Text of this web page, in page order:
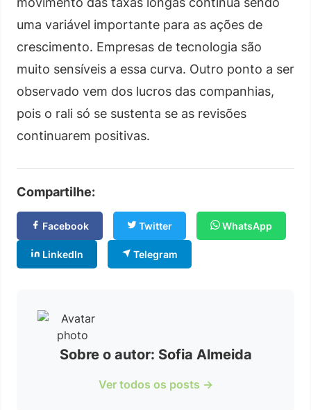
uma variável importante para as ações de
crescimento. Empresas de tecnologia são
muito sensíveis a essa curva. Outro ponto a ser
observado vem dos lucros das companhias,
pois o rali só se sustenta se as revisões
continuarem positivas.
Compartilhe:
Facebook Twitter WhatsApp
LinkedIn Telegram
Sobre o autor: Sofia Almeida
Ver todos os posts →